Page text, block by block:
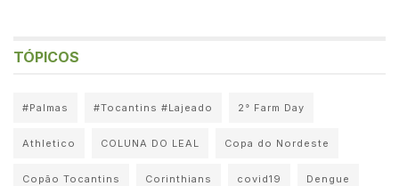
TÓPICOS
#Palmas #Tocantins #Lajeado 2° Farm Day
Athletico COLUNA DO LEAL Copa do Nordeste
Copão Tocantins Corinthians covid19 Dengue